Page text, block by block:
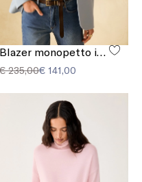
€ 235,00€ 141,00